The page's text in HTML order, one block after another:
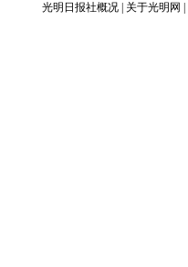
光明日报社概况 关于光明网